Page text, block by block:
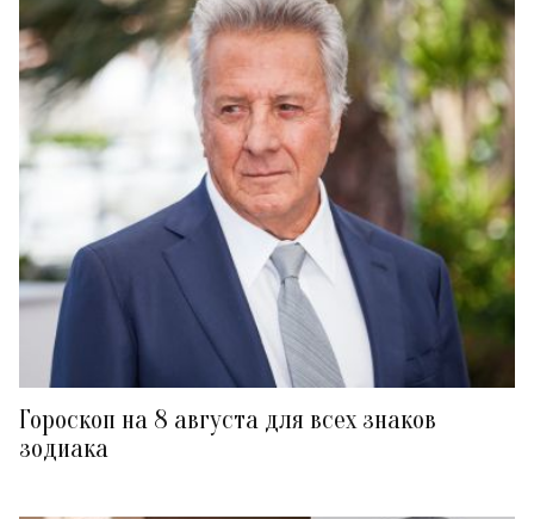
Гороскоп на 8 августа для всех знаков
зодиака